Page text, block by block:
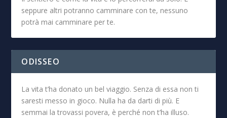
seppure altri potranno camminare con te, nessuno
potrà mai camminare per te.
ODISSEO
La vita t’ha donato un bel viaggio. Senza di essa non ti
saresti messo in gioco. Nulla ha da darti di più. E
semmai la trovassi povera, è perché non t’ha illuso.